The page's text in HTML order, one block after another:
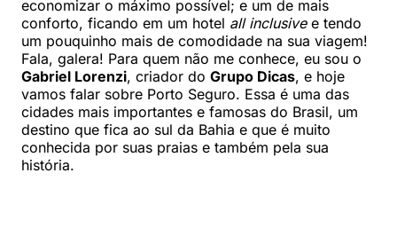
economizar o máximo possível; e um de mais
conforto, ficando em um hotel all inclusivee tendo
um pouquinho mais de comodidade na sua viagem!
Fala, galera! Para quem não me conhece, eu sou o
Gabriel Lorenzi, criador do Grupo Dicas, e hoje
vamos falar sobre Porto Seguro. Essa é uma das
cidades mais importantes e famosas do Brasil, um
destino que fica ao sul da Bahia e que é muito
conhecida por suas praias e também pela sua
história.